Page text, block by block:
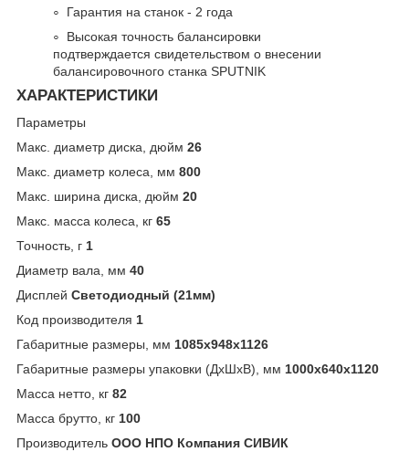
Гарантия на станок - 2 года
Высокая точность балансировки
подтверждается свидетельством о внесении
балансировочного станка SPUTNIK
ХАРАКТЕРИСТИКИ
Параметры
Макс. диаметр диска, дюйм 26
Макс. диаметр колеса, мм 800
Макс. ширина диска, дюйм 20
Макс. масса колеса, кг 65
Точность, г 1
Диаметр вала, мм 40
Дисплей Светодиодный (21мм)
Код производителя 1
Габаритные размеры, мм 1085х948х1126
Габаритные размеры упаковки (ДхШхВ), мм 1000х640х1120
Масса нетто, кг 82
Масса брутто, кг 100
Производитель ООО НПО Компания СИВИК